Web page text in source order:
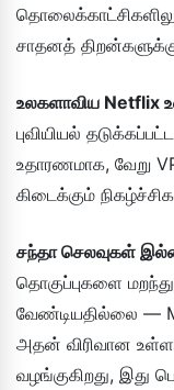
சாதனத்
உலகளாவிய
புவியியல்
உதாரணமாக, வேறு
கிடைக்கும்
சந்தா செலவுகள்
தொகுப்புகளை
வேண்டியதில்லை —
அதன் விரிவான
வழங்குகிறது, இது